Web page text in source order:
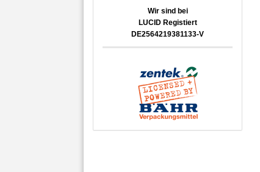
Wir sind bei
LUCID Registiert
DE2564219381133-V